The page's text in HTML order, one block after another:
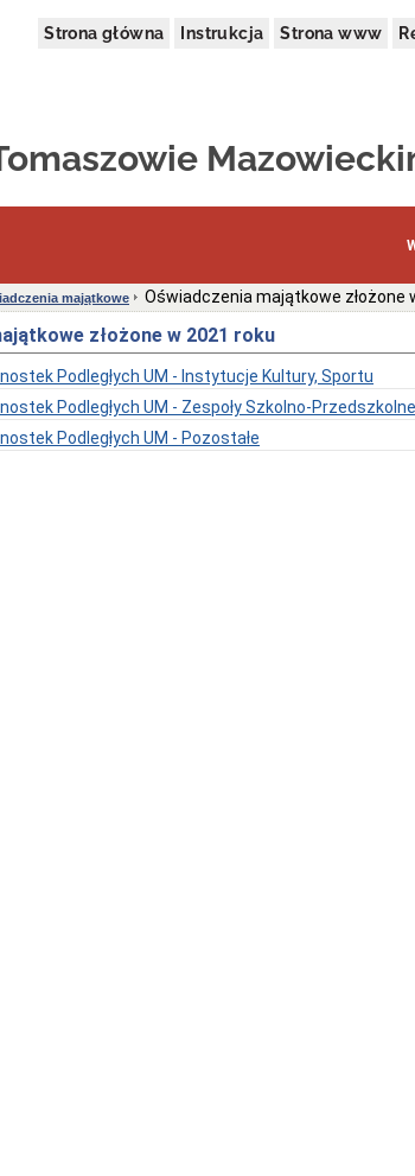
Strona główna Instrukcja Strona www
majątkowe Oświadczenia majątkowe złożone
złożone w 2021 roku
Podległych UM - Instytucje Kultury, Sportu
Podległych UM - Zespoły Szkolno-Przedszkolne
Podległych UM - Pozostałe